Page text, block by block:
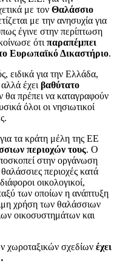
με τον Θαλάσσιο
με την ανησυχία για
έγινε στην περίπτωση
ότι παραπέμπει
Ευρωπαϊκό Δικαστήριο.
ειδικά για την Ελλάδα,
έχει βαθύτατο
θα πρέπει να καταγραφούν
όλοι οι νησιωτικοί
τα κράτη μέλη της ΕΕ
περιοχών τους. Ο
στην οργάνωση
περιοχές κατά
οικολογικοί,
των οποίων η ανάπτυξη
χρήση των θαλάσσιων
οικοσυστημάτων και
χωροταξικών σχεδίων έχει